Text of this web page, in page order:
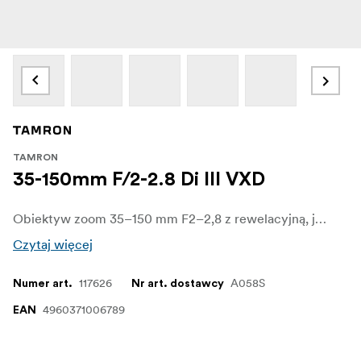
TAMRON
35-150mm F/2-2.8 Di III VXD
Obiektyw zoom 35–150 mm F2–2,8 z rewelacyjną, jasną przysłoną - idealny do zdjęć szerokokątnych jak i tel,e. Obiektyw wyposażono także w nowe sposoby personalizacji funkcji.
Czytaj więcej
Numer art. 117626 Nr art. dostawcy A058S
EAN 4960371006789